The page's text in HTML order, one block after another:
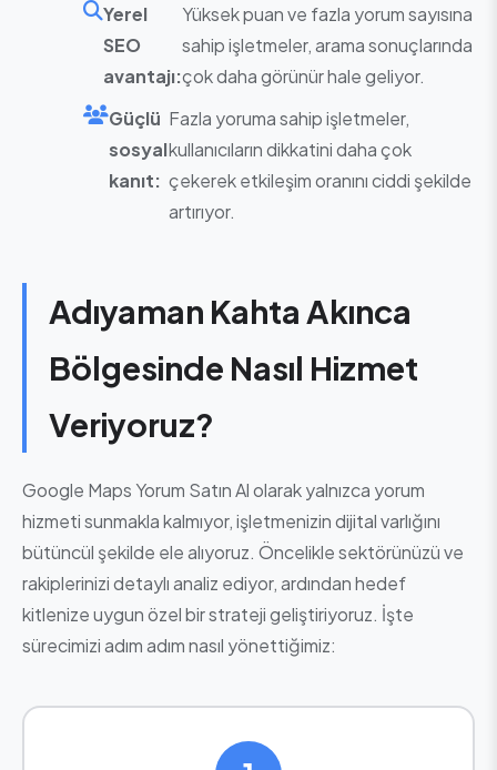
Yerel
SEO
avantajı:
Yüksek puan ve fazla yorum sayısına
sahip işletmeler, arama sonuçlarında
çok daha görünür hale geliyor.
Güçlü
sosyal
kanıt:
Fazla yoruma sahip işletmeler,
kullanıcıların dikkatini daha çok
çekerek etkileşim oranını ciddi şekilde
artırıyor.
Adıyaman Kahta Akınca
Bölgesinde Nasıl Hizmet
Veriyoruz?
Google Maps Yorum Satın Al olarak yalnızca yorum
hizmeti sunmakla kalmıyor, işletmenizin dijital varlığını
bütüncül şekilde ele alıyoruz. Öncelikle sektörünüzü ve
rakiplerinizi detaylı analiz ediyor, ardından hedef
kitlenize uygun özel bir strateji geliştiriyoruz. İşte
sürecimizi adım adım nasıl yönettiğimiz: